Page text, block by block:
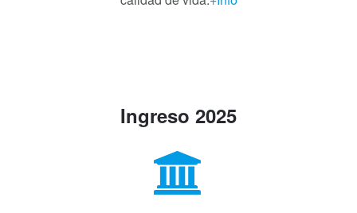
Ingreso 2025